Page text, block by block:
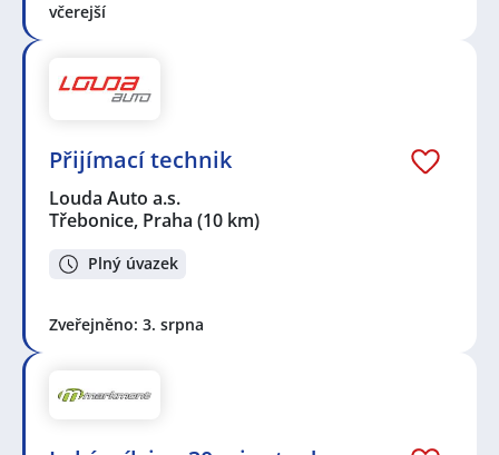
včerejší
Přijímací technik
Louda Auto a.s.
Třebonice, Praha (10 km)
Plný úvazek
Zveřejněno: 3. srpna